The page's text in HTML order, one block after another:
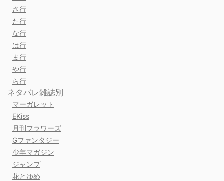
さ行
た行
な行
は行
ま行
や行
ら行
ネタバレ雑誌別
マーガレット
EKiss
月刊フラワーズ
Gファンタジー
少年マガジン
ジャンプ
花とゆめ